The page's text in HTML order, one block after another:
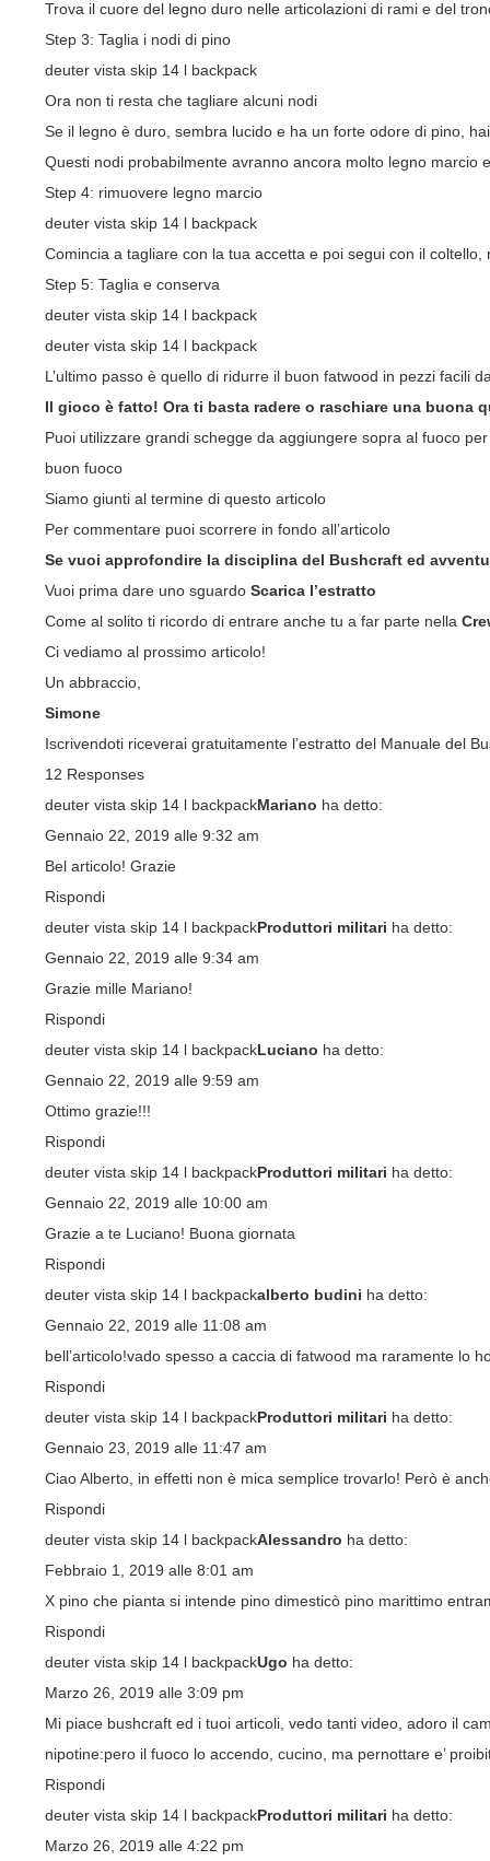
Trova il cuore del legno duro nelle articolazioni di rami e del
Step 3: Taglia i nodi di pino
deuter vista skip 14 l backpack
Ora non ti resta che tagliare alcuni nodi
Se il legno è duro, sembra lucido e ha un forte odore di pino,
Questi nodi probabilmente avranno ancora molto legno marcio
Step 4: rimuovere legno marcio
deuter vista skip 14 l backpack
Comincia a tagliare con la tua accetta e poi segui con il coltello,
Step 5: Taglia e conserva
deuter vista skip 14 l backpack
deuter vista skip 14 l backpack
L’ultimo passo è quello di ridurre il buon fatwood in pezzi facili
Il gioco è fatto! Ora ti basta radere o raschiare una buona
Puoi utilizzare grandi schegge da aggiungere sopra al fuoco
buon fuoco
Siamo giunti al termine di questo articolo
Per commentare puoi scorrere in fondo all’articolo
Se vuoi approfondire la disciplina del Bushcraft ed
Vuoi prima dare uno sguardo Scarica l’estratto
Come al solito ti ricordo di entrare anche tu a far parte nella
Ci vediamo al prossimo articolo!
Un abbraccio,
Simone
Iscrivendoti riceverai gratuitamente l’estratto del Manuale del
12 Responses
deuter vista skip 14 l backpackMariano ha detto:
Gennaio 22, 2019 alle 9:32 am
Bel articolo! Grazie
Rispondi
deuter vista skip 14 l backpackProduttori militari ha detto:
Gennaio 22, 2019 alle 9:34 am
Grazie mille Mariano!
Rispondi
deuter vista skip 14 l backpackLuciano ha detto:
Gennaio 22, 2019 alle 9:59 am
Ottimo grazie!!!
Rispondi
deuter vista skip 14 l backpackProduttori militari ha detto:
Gennaio 22, 2019 alle 10:00 am
Grazie a te Luciano! Buona giornata
Rispondi
deuter vista skip 14 l backpackalberto budini ha detto:
Gennaio 22, 2019 alle 11:08 am
bell’articolo!vado spesso a caccia di fatwood ma raramente
Rispondi
deuter vista skip 14 l backpackProduttori militari ha detto:
Gennaio 23, 2019 alle 11:47 am
Ciao Alberto, in effetti non è mica semplice trovarlo! Però è
Rispondi
deuter vista skip 14 l backpackAlessandro ha detto:
Febbraio 1, 2019 alle 8:01 am
X pino che pianta si intende pino dimesticò pino marittimo
Rispondi
deuter vista skip 14 l backpackUgo ha detto:
Marzo 26, 2019 alle 3:09 pm
Mi piace bushcraft ed i tuoi articoli, vedo tanti video, adoro il
nipotine:pero il fuoco lo accendo, cucino, ma pernottare e’
Rispondi
deuter vista skip 14 l backpackProduttori militari ha detto:
Marzo 26, 2019 alle 4:22 pm